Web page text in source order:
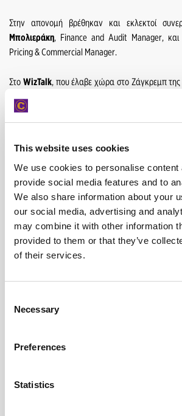
This website uses cookies
We use cookies to personalise content
provide social media features and to
We also share information about your
our social media, advertising and
may combine it with other information
provided to them or that they’ve
of their services.
Selection
Necessary
Preferences
Statistics
Στην απονομή βρέθηκαν και εκλεκτοί
Μπολιεράκη, Finance and Audit Manager,
Pricing & Commercial Manager.
Στο WizTalk, που έλαβε χώρα στο Ζάγκρεμπ της
περισσότεροι από 100 εκπρόσωποι από τις 57
τα franchises της κροατικής μάρκας ενοικίασης
είχαν τη δυνατότητα να ανταλλάξουν